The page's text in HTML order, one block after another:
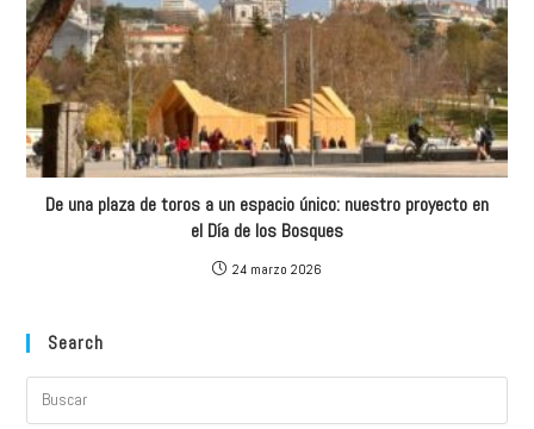
De una plaza de toros a un espacio único: nuestro proyecto en
el Día de los Bosques
24 marzo 2026
Search